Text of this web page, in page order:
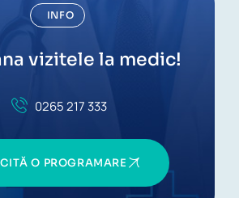
INFO
vizitele la medic!
0265 217 333
O PROGRAMARE